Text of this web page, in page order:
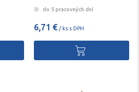
do 5 pracovných dní
6,71 € / ks s DPH